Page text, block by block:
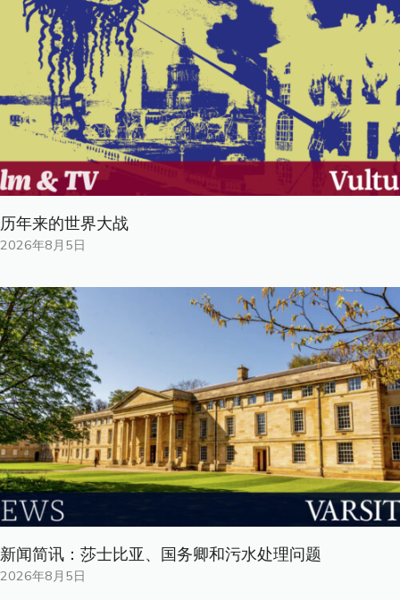
历年来的世界大战
2026年8月5日
新闻简讯：莎士比亚、国务卿和污水处理问题
2026年8月5日